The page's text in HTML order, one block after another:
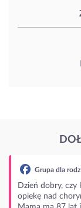
dla rodzin osób
czy ktoś wie
chorym rodzicem?